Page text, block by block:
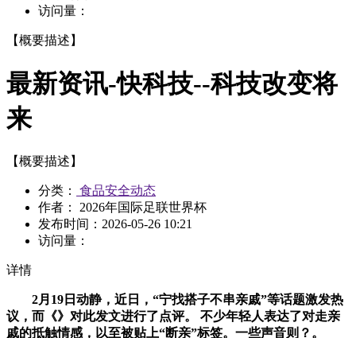
访问量：
【概要描述】
最新资讯-快科技--科技改变将
来
【概要描述】
分类：
食品安全动态
作者： 2026年国际足联世界杯
发布时间： 2026-05-26 10:21
访问量：
详情
2月19日动静，近日，“宁找搭子不串亲戚”等话题激发热
议，而《》对此发文进行了点评。 不少年轻人表达了对走亲
戚的抵触情感，以至被贴上“断亲”标签。一些声音则？。